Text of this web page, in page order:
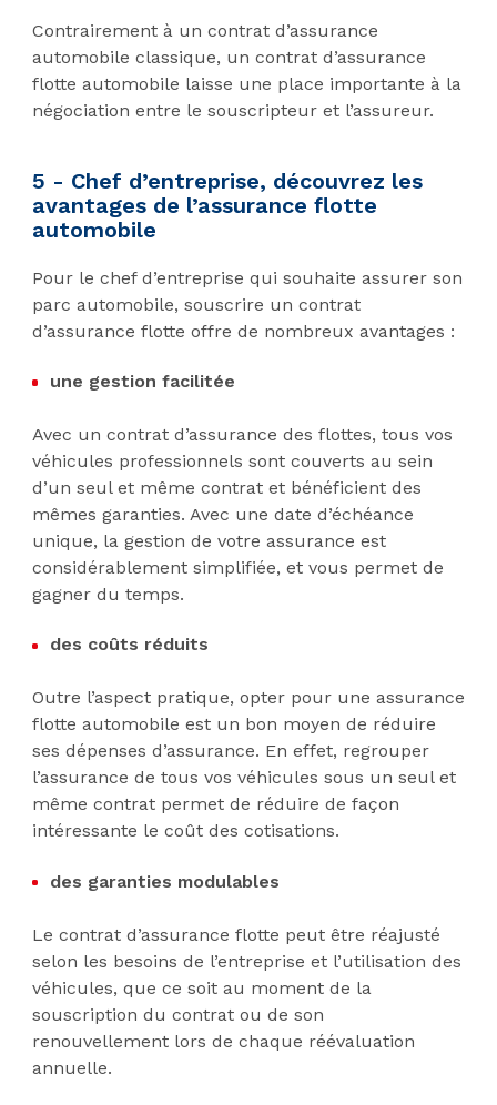
Contrairement à un contrat d’assurance
automobile classique, un contrat d’assurance
flotte automobile laisse une place importante à la
négociation entre le souscripteur et l’assureur.
5 - Chef d’entreprise, découvrez les
avantages de l’assurance flotte
automobile
Pour le chef d’entreprise qui souhaite assurer son
parc automobile, souscrire un contrat
d’assurance flotte offre de nombreux avantages :
une gestion facilitée
Avec un contrat d’assurance des flottes, tous vos
véhicules professionnels sont couverts au sein
d’un seul et même contrat et bénéficient des
mêmes garanties. Avec une date d’échéance
unique, la gestion de votre assurance est
considérablement simplifiée, et vous permet de
gagner du temps.
des coûts réduits
Outre l’aspect pratique, opter pour une assurance
flotte automobile est un bon moyen de réduire
ses dépenses d’assurance. En effet, regrouper
l’assurance de tous vos véhicules sous un seul et
même contrat permet de réduire de façon
intéressante le coût des cotisations.
des garanties modulables
Le contrat d’assurance flotte peut être réajusté
selon les besoins de l’entreprise et l’utilisation des
véhicules, que ce soit au moment de la
souscription du contrat ou de son
renouvellement lors de chaque réévaluation
annuelle.